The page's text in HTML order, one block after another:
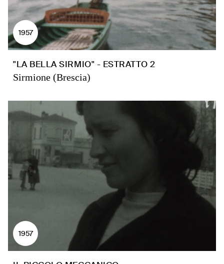
1957
"LA BELLA SIRMIO" - ESTRATTO 2
Sirmione (Brescia)
1957